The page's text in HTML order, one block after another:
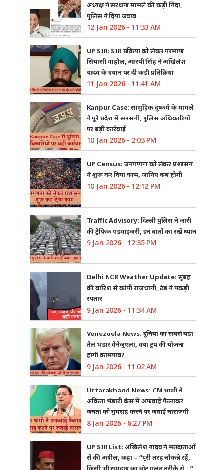
अध्यक्ष ने सरधना मामले की कड़ी निंदा,
पुलिस ने दिया जवाब
12 Jan 2026 - 11:33 AM
UP SIR: SIR प्रक्रिया को लेकर गरमाया
सियासी माहौल, आरपी सिंह ने अखिलेश
यादव के बयान पर दी कड़ी प्रतिक्रिया
11 Jan 2026 - 11:41 AM
Kanpur Case: सामूहिक दुष्कर्म के मामले
ने पूरे प्रदेश में सनसनी, पुलिस अधिकारियों
पर बड़ी कार्रवाई
10 Jan 2026 - 2:03 PM
UP Census: जनगणना को लेकर प्रशासन
ने शुरू कर दिया काम, जानिए कब होगी
10 Jan 2026 - 12:12 PM
Traffic Advisory: दिल्ली पुलिस ने जारी
की ट्रैफिक एडवाइजरी, इन बातों का रखें ध्यान
9 Jan 2026 - 12:35 PM
Delhi NCR Weather Update: सुबह
की बारिश से कांपी राजधानी, ठंड ने पकड़ी
रफ्तार
9 Jan 2026 - 11:34 AM
Venezuela News: दुनिया का सबसे बड़ा
तेल भंडार वेनेजुएला, क्या ट्रंप की योजना
होगी कामयाब?
9 Jan 2026 - 11:02 AM
Uttarakhand News: CM धामी ने
अंकिता भंडारी केस में अफवाहें फैलाकर
जनता को गुमराह करने पर जताई नाराजगी
8 Jan 2026 - 6:27 PM
UP SIR List: अखिलेश यादव ने मतदाताओं
से की अपील, कहा – “पूरी तरह चौकन्ने रहें,
किसी भी समुदाय का वोट गलत तरीके से…”